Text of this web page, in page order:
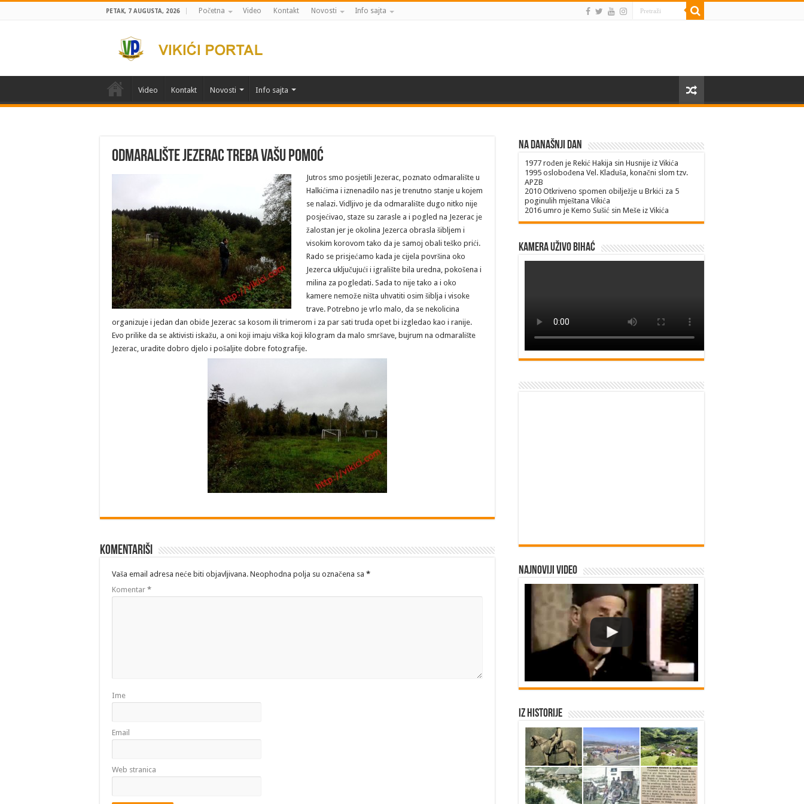
PETAK, 7 AUGUSTA, 2026 Početna Video Kontakt Novosti Info sajta
Video Kontakt Novosti Info sajta
Odmaralište Jezerac treba Vašu pomoć
Jutros smo posjetili Jezerac, poznato odmaralište u
Halkićima i iznenadilo nas je trenutno stanje u kojem
se nalazi. Vidljivo je da odmaralište dugo nitko nije
posjećivao, staze su zarasle a i pogled na Jezerac je
žalostan jer je okolina Jezerca obrasla šibljem i
visokim korovom tako da je samoj obali teško prići.
Rado se prisjećamo kada je cijela površina oko
Jezerca uključujući i igralište bila uredna, pokošena i
milina za pogledati. Sada to nije tako a i oko
kamere nemože ništa uhvatiti osim šiblja i visoke
trave. Potrebno je vrlo malo, da se nekolicina
organizuje i jedan dan obiđe Jezerac sa kosom ili trimerom i za par sati truda opet bi izgledao kao i ranije.
Evo prilike da se aktivisti iskažu, a oni koji imaju viška koji kilogram da malo smršave, bujrum na odmaralište
Jezerac, uradite dobro djelo i pošaljite dobre fotografije.
Komentariši
Vaša email adresa neće biti objavljivana. Neophodna polja su označena sa *
Komentar *
Ime
Email
Web stranica
Na današnji dan
1977 rođen je Rekić Hakija sin Husnije iz Vikića
1995 oslobođena Vel. Kladuša, konačni slom tzv.
APZB
2010 Otkriveno spomen obilježje u Brkići za 5
poginulih mještana Vikića
2016 umro je Kemo Sušić sin Meše iz Vikića
Kamera uživo Bihać
Najnoviji video
Iz historije